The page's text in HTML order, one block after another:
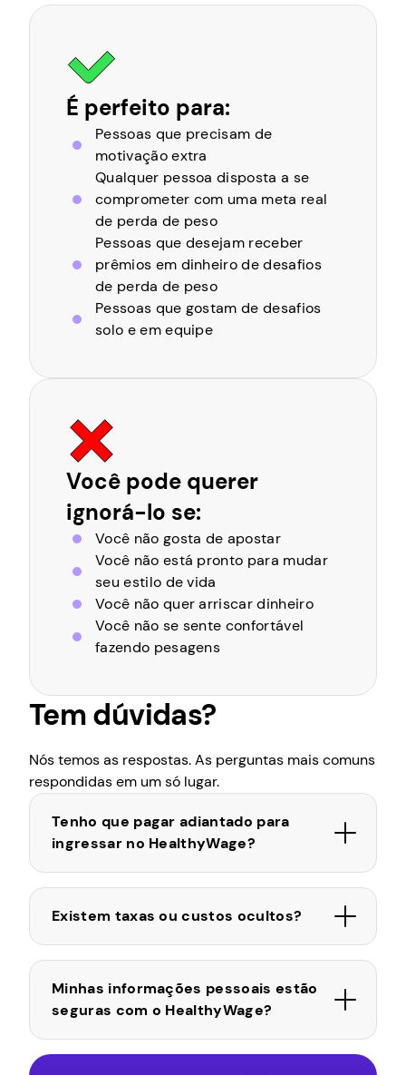
É perfeito para:
Pessoas que precisam de
motivação extra
Qualquer pessoa disposta a se
comprometer com uma meta real
de perda de peso
Pessoas que desejam receber
prêmios em dinheiro de desafios
de perda de peso
Pessoas que gostam de desafios
solo e em equipe
Você pode querer
ignorá-lo se:
Você não gosta de apostar
Você não está pronto para mudar
seu estilo de vida
Você não quer arriscar dinheiro
Você não se sente confortável
fazendo pesagens
Tem dúvidas?
Nós temos as respostas. As perguntas mais comuns
respondidas em um só lugar.
Tenho que pagar adiantado para
ingressar no HealthyWage?
Existem taxas ou custos ocultos?
Minhas informações pessoais estão
seguras com o HealthyWage?